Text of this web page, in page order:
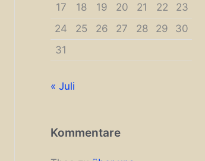
17
18 19 20 21 22
23
24
25 26 27 28 29
30
31
« Juli
Kommentare